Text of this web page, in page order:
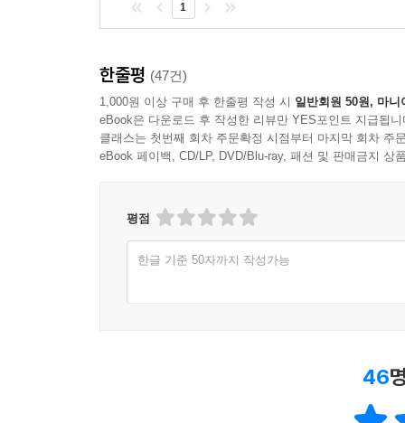
밑거름이 되었다. 십대 초반에 썼던 첫 소설이
출판사에 자신의 소설을 투고했다. 출판사들로
거절을 당하고서도 그는 글쓰기를 버리지 못했다.
이라는 신문으로 처벌을 받았던 사건을 회고한
자신의 작품들을 부끄러워했다. 그러다가 시든
비난을 듣게 마련이라는 것을 깨달은 것이 마흔
이외에도 아내 태비사와의 만남, 결혼과 아이
1
한줄평 (47건)
1,000원 이상 구매 후 한줄평 작성 시 일반회원 50원, 마니
eBook은 다운로드 후 작성한 리뷰만 YES포인트 지급됩니
클래스는 첫번째 회차 주문확정 시점부터 마지막 회차 주
eBook 페이백, CD/LP, DVD/Blu-ray, 패션 및 판매금지 상
평점
한글 기준 50자까지 작성가능
46